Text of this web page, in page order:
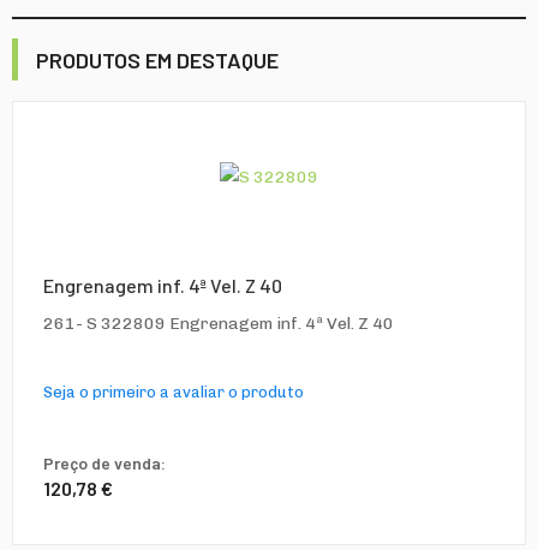
PRODUTOS EM DESTAQUE
Engrenagem inf. 4ª Vel. Z 40
261- S 322809 Engrenagem inf. 4ª Vel. Z 40
Seja o primeiro a avaliar o produto
Preço de venda:
120,78 €